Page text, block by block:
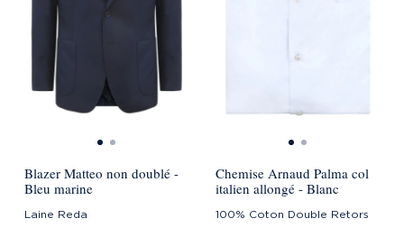
Blazer Matteo non doublé -
Bleu marine
Laine Reda
Chemise Arnaud Palma col
italien allongé - Blanc
100% Coton Double Retors